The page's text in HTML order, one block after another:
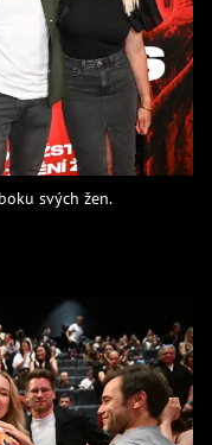
svých žen.